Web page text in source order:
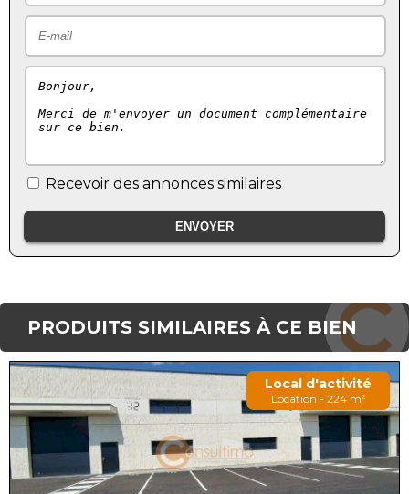
Recevoir des annonces similaires
PRODUITS SIMILAIRES À CE BIEN
Local d'activité
Location - 224 m²